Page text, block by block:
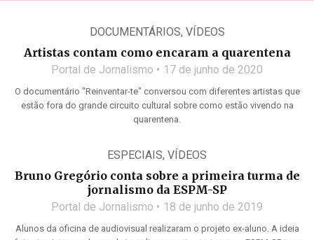
DOCUMENTÁRIOS, VÍDEOS
Artistas contam como encaram a quarentena
Portal de Jornalismo 17 de junho de 2020
O documentário "Reinventar-te" conversou com diferentes artistas que
estão fora do grande circuito cultural sobre como estão vivendo na
quarentena.
ESPECIAIS, VÍDEOS
Bruno Gregório conta sobre a primeira turma de
jornalismo da ESPM-SP
Portal de Jornalismo 18 de junho de 2019
Alunos da oficina de audiovisual realizaram o projeto ex-aluno. A ideia